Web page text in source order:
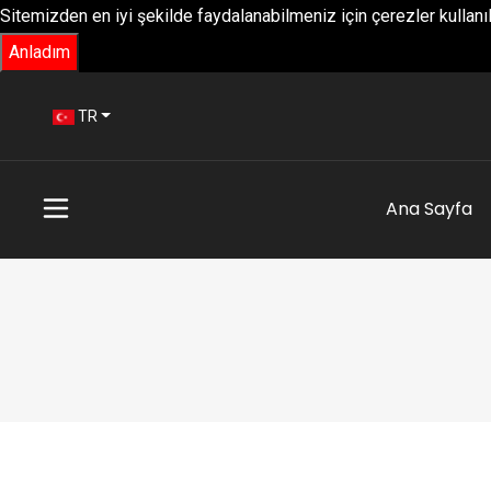
Sitemizden en iyi şekilde faydalanabilmeniz için çerezler
Anladım
TR
Ana Sayfa